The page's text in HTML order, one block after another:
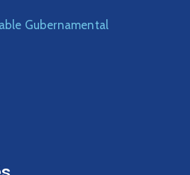
Gubernamental